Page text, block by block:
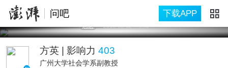
问吧 下载APP
思想 2016-03-02 上海
方英 | 影响力 403
广州大学社会学系副教授